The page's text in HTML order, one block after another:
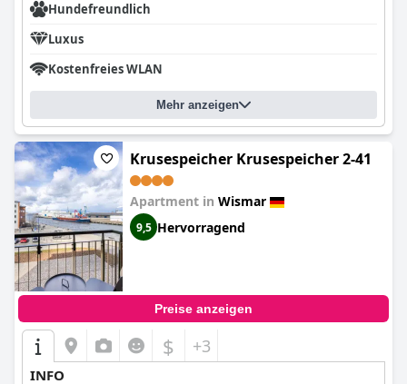
Hundefreundlich
Luxus
Kostenfreies WLAN
Mehr anzeigen
Krusespeicher Krusespeicher 2-41
Apartment in Wismar
9,5 Hervorragend
Preise anzeigen
$ +3
INFO